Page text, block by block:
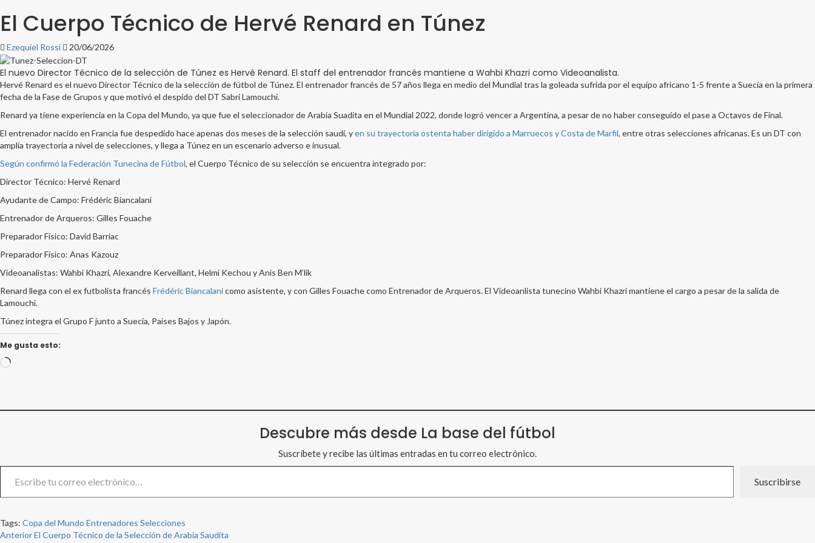
El Cuerpo Técnico de Hervé Renard en Túnez
Ezequiel Rossi 20/06/2026
El nuevo Director Técnico de la selección de Túnez es Hervé Renard. El staff del entrenador francés mantiene a Wahbi Khazri como Videoanalista.
Hervé Renard es el nuevo Director Técnico de la selección de fútbol de Túnez. El entrenador francés de 57 años llega en medio del Mundial tras la goleada sufrida por el equipo africano 1-5 frente a Suecia en la primera
fecha de la Fase de Grupos y que motivó el despido del DT Sabri Lamouchi.
Renard ya tiene experiencia en la Copa del Mundo, ya que fue el seleccionador de Arabia Suadita en el Mundial 2022, donde logró vencer a Argentina, a pesar de no haber conseguido el pase a Octavos de Final.
El entrenador nacido en Francia fue despedido hace apenas dos meses de la selección saudí, yen su trayectoria ostenta haber dirigido a Marruecos y Costa de Marfil, entre otras selecciones africanas. Es un DT con
amplia trayectoria a nivel de selecciones, y llega a Túnez en un escenario adverso e inusual.
Según confirmó la Federación Tunecina de Fútbol, el Cuerpo Técnico de su selección se encuentra integrado por:
Director Técnico: Hervé Renard
Ayudante de Campo: Frédéric Biancalani
Entrenador de Arqueros: Gilles Fouache
Preparador Físico: David Barriac
Preparador Físico: Anas Kazouz
Videoanalistas: Wahbi Khazri, Alexandre Kerveillant, Helmi Kechou y Anis Ben M’lik
Renard llega con el ex futbolista francés Frédéric Biancalanicomo asistente, y con Gilles Fouache como Entrenador de Arqueros. El Videoanlista tunecino Wahbi Khazri mantiene el cargo a pesar de la salida de
Lamouchi.
Túnez integra el Grupo F junto a Suecia, Países Bajos y Japón.
Me gusta esto:
Cargando...
Descubre más desde La base del fútbol
Suscríbete y recibe las últimas entradas en tu correo electrónico.
Escribe tu correo electrónico…
Suscribirse
Tags: Copa del Mundo Entrenadores Selecciones
AnteriorEl Cuerpo Técnico de la Selección de Arabia Saudita